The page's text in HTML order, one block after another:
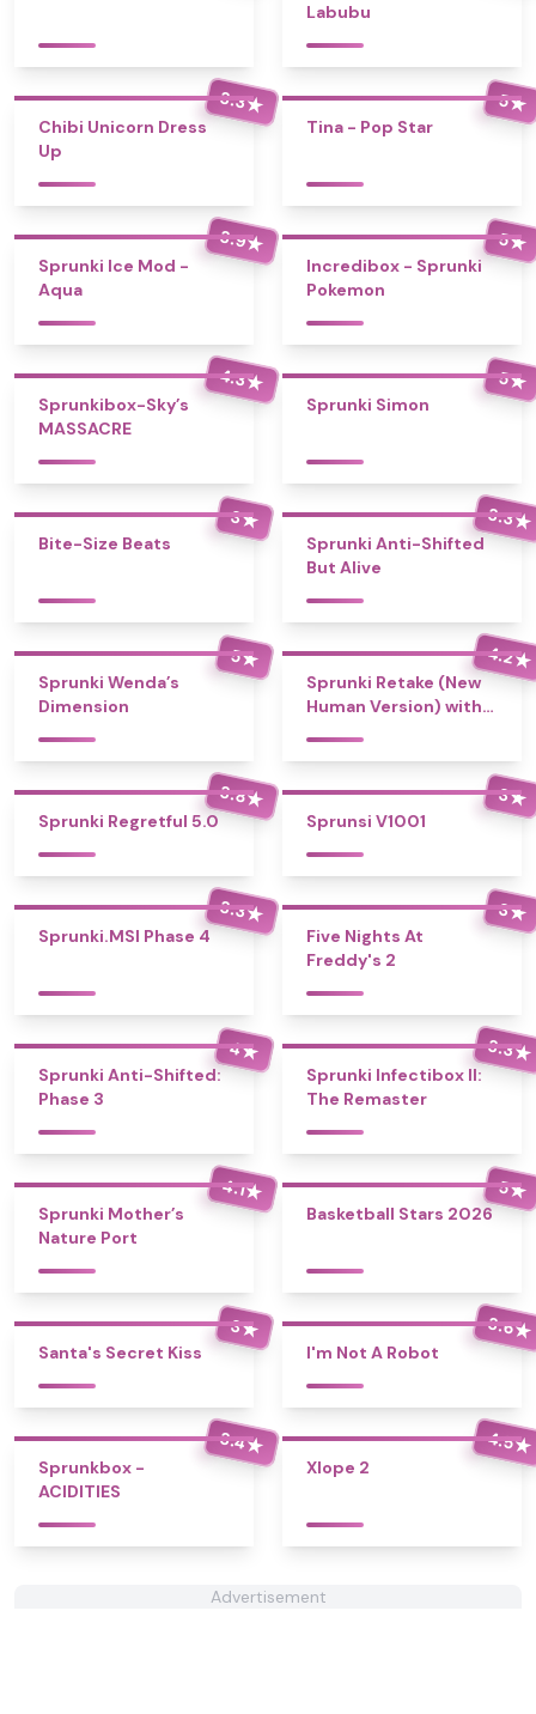
Labubu
3.3★
Chibi Unicorn Dress
Up
5★
Tina - Pop Star
3.9★
Sprunki Ice Mod -
Aqua
5★
Incredibox - Sprunki
Pokemon
4.3★
Sprunkibox-Sky’s
MASSACRE
5★
Sprunki Simon
3★
Bite-Size Beats
3.3★
Sprunki Anti-Shifted
But Alive
5★
Sprunki Wenda’s
Dimension
4.2★
Sprunki Retake (New
Human Version) with
3.8★
Sprunki Regretful 5.0
3★
Sprunsi V1001
3.3★
Sprunki.MSI Phase 4
3★
Five Nights At
Freddy's 2
4★
Sprunki Anti-Shifted:
Phase 3
3.3★
Sprunki Infectibox II:
The Remaster
4.1★
Sprunki Mother’s
Nature Port
5★
Basketball Stars 2026
3★
Santa's Secret Kiss
3.6★
I'm Not A Robot
3.4★
Sprunkbox -
ACIDITIES
4.5★
Xlope 2
Advertisement